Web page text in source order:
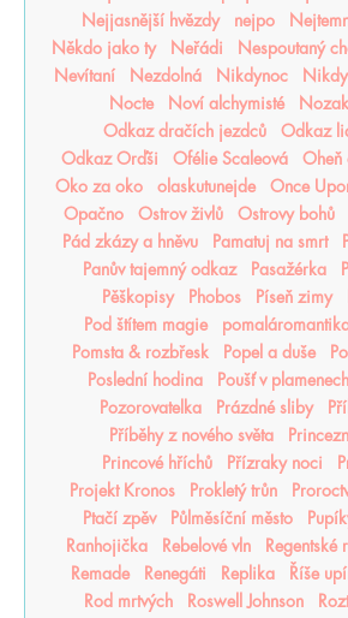
Nejjasnější hvězdy
nejpo
Někdo jako ty
Neřádi Nespoutaný
Nevítaní
Nezdolná Nikdynoc
Nocte
Noví alchymisté
Odkaz dračích jezdců
Odkaz
Odkaz Orďši
Ofélie Scaleová Oheň
Oko za oko
olaskutunejde
Once
Opačno
Ostrov živlů Ostrovy bohů
Pád zkázy a hněvu
Pamatuj na smrt
Panův tajemný odkaz
Pasažérka
Pěškopisy
Phobos Píseň zimy
Pod štítem magie
Pomsta & rozbřesk
Popel a duše
Poslední hodina
Poušť v plamenech
Pozorovatelka
Prázdné sliby
Příběhy z nového světa
Princové hříchů
Přízraky noci
Projekt Kronos
Prokletý trůn
Ptačí zpěv
Půlměsíční město
Ranhojička
Rebelové vln
Regentské
Remade
Renegáti Replika Říše
Rod mrtvých
Roswell Johnson